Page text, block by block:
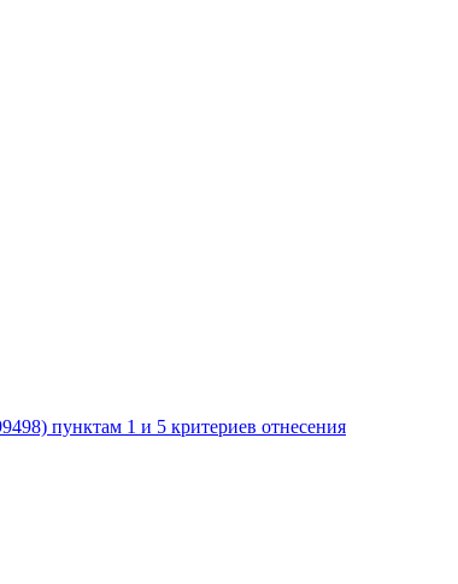
пунктам 1 и 5 критериев отнесения